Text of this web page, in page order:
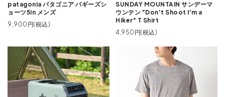
patagonia パタゴニア バギーズシ
ョーツ5in メンズ
9,900円(税込)
SUNDAY MOUNTAIN サンデーマ
ウンテン "Don't Shoot I'm a
Hiker" T Shirt
4,950円(税込)